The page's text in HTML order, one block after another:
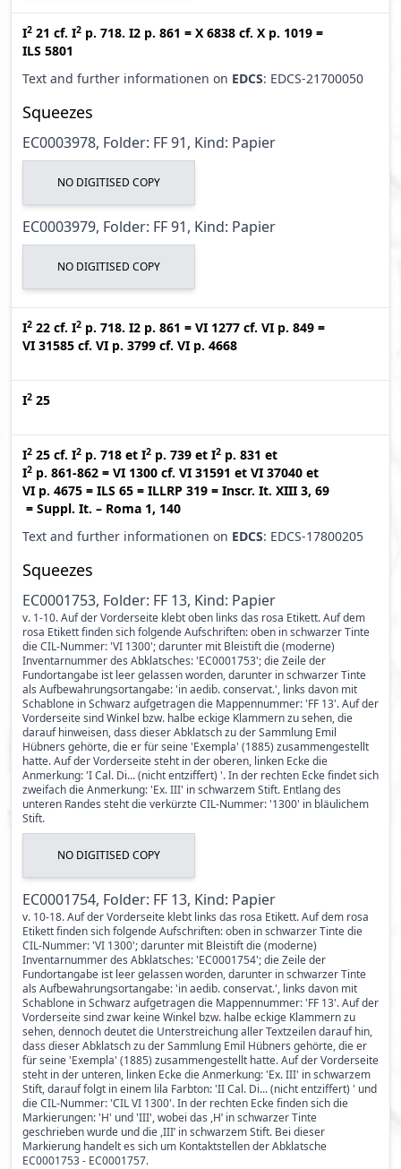
I2 21 cf. I2 p. 718. I2 p. 861 = X 6838 cf. X p. 1019 =
ILS 5801
Text and further informationen on EDCS: EDCS-21700050
Squeezes
EC0003978, Folder: FF 91, Kind: Papier
NO DIGITISED COPY
EC0003979, Folder: FF 91, Kind: Papier
NO DIGITISED COPY
I2 22 cf. I2 p. 718. I2 p. 861 = VI 1277 cf. VI p. 849 =
VI 31585 cf. VI p. 3799 cf. VI p. 4668
I2 25
I2 25 cf. I2 p. 718 et I2 p. 739 et I2 p. 831 et
I2 p. 861-862 = VI 1300 cf. VI 31591 et VI 37040 et
VI p. 4675 = ILS 65 = ILLRP 319 = Inscr. It. XIII 3, 69
= Suppl. It. – Roma 1, 140
Text and further informationen on EDCS: EDCS-17800205
Squeezes
EC0001753, Folder: FF 13, Kind: Papier
v. 1-10. Auf der Vorderseite klebt oben links das rosa Etikett. Auf dem
rosa Etikett finden sich folgende Aufschriften: oben in schwarzer Tinte
die CIL-Nummer: 'VI 1300'; darunter mit Bleistift die (moderne)
Inventarnummer des Abklatsches: 'EC0001753'; die Zeile der
Fundortangabe ist leer gelassen worden, darunter in schwarzer Tinte
als Aufbewahrungsortangabe: 'in aedib. conservat.', links davon mit
Schablone in Schwarz aufgetragen die Mappennummer: 'FF 13'. Auf der
Vorderseite sind Winkel bzw. halbe eckige Klammern zu sehen, die
darauf hinweisen, dass dieser Abklatsch zu der Sammlung Emil
Hübners gehörte, die er für seine 'Exempla' (1885) zusammengestellt
hatte. Auf der Vorderseite steht in der oberen, linken Ecke die
Anmerkung: 'I Cal. Di... (nicht entziffert) '. In der rechten Ecke findet sich
zweifach die Anmerkung: 'Ex. III' in schwarzem Stift. Entlang des
unteren Randes steht die verkürzte CIL-Nummer: '1300' in bläulichem
Stift.
NO DIGITISED COPY
EC0001754, Folder: FF 13, Kind: Papier
v. 10-18. Auf der Vorderseite klebt links das rosa Etikett. Auf dem rosa
Etikett finden sich folgende Aufschriften: oben in schwarzer Tinte die
CIL-Nummer: 'VI 1300'; darunter mit Bleistift die (moderne)
Inventarnummer des Abklatsches: 'EC0001754'; die Zeile der
Fundortangabe ist leer gelassen worden, darunter in schwarzer Tinte
als Aufbewahrungsortangabe: 'in aedib. conservat.', links davon mit
Schablone in Schwarz aufgetragen die Mappennummer: 'FF 13'. Auf der
Vorderseite sind zwar keine Winkel bzw. halbe eckige Klammern zu
sehen, dennoch deutet die Unterstreichung aller Textzeilen darauf hin,
dass dieser Abklatsch zu der Sammlung Emil Hübners gehörte, die er
für seine 'Exempla' (1885) zusammengestellt hatte. Auf der Vorderseite
steht in der unteren, linken Ecke die Anmerkung: 'Ex. III' in schwarzem
Stift, darauf folgt in einem lila Farbton: 'II Cal. Di... (nicht entziffert) ' und
die CIL-Nummer: 'CIL VI 1300'. In der rechten Ecke finden sich die
Markierungen: 'H' und 'III', wobei das ,H’ in schwarzer Tinte
geschrieben wurde und die ,III’ in schwarzem Stift. Bei dieser
Markierung handelt es sich um Kontaktstellen der Abklatsche
EC0001753 - EC0001757.